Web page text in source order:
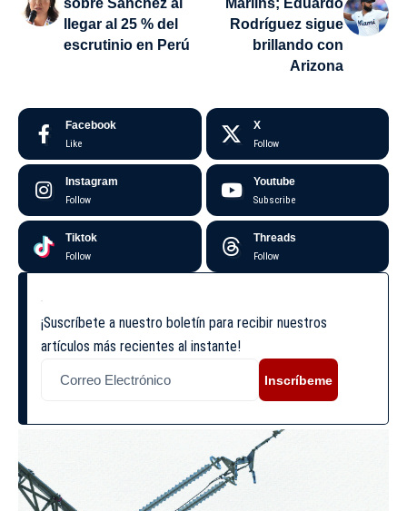
sobre Sánchez al
llegar al 25 % del
escrutinio en Perú
Marlins; Eduardo
Rodríguez sigue
brillando con
Arizona
Facebook
Like
X
Follow
Instagram
Follow
Youtube
Subscribe
Tiktok
Follow
Threads
Follow
¡Suscríbete a nuestro boletín para recibir nuestros
artículos más recientes al instante!
Inscríbeme